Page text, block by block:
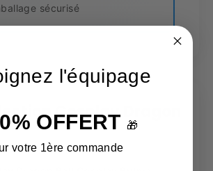
sécurisé
Cosplay Dragon
l'équipage
OFFERT 🎁
votre 1ère commande